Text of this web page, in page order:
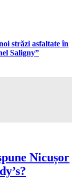
străzi asfaltate în
Saligny”
Nicușor